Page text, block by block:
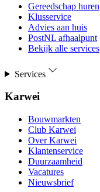
Gereedschap huren
Klusservice
Advies aan huis
PostNL afhaalpunt
Bekijk alle services
Services
Karwei
Bouwmarkten
Club Karwei
Over Karwei
Klantenservice
Duurzaamheid
Vacatures
Nieuwsbrief